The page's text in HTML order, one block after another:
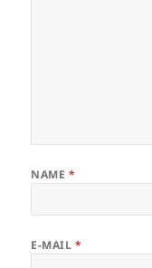
NAME *
E-MAIL *